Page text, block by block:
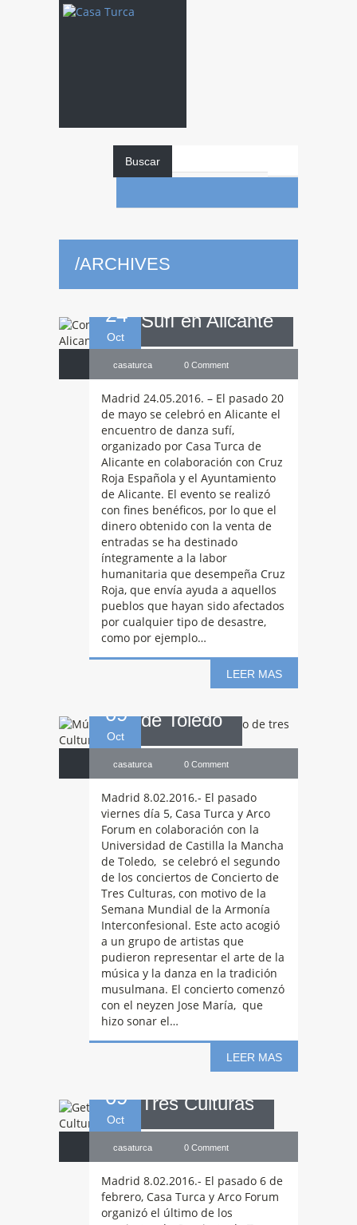
Buscar
/ARCHIVES
24
Oct
Conciertode
Música y Danza
Sufí en Alicante
casaturca 0 Comment
Madrid 24.05.2016. – El pasado 20
de mayo se celebró en Alicante el
encuentro de danza sufí,
organizado por Casa Turca de
Alicante en colaboración con Cruz
Roja Española y el Ayuntamiento
de Alicante. El evento se realizó
con fines benéficos, por lo que el
dinero obtenido con la venta de
entradas se ha destinado
íntegramente a la labor
humanitaria que desempeña Cruz
Roja, que envía ayuda a aquellos
pueblos que hayan sido afectados
por cualquier tipo de desastre,
como por ejemplo…
LEER MAS
09
Oct
Músicay danza
sufí en Concierto
de tres Culturas
de Toledo
casaturca 0 Comment
Madrid 8.02.2016.- El pasado
viernes día 5, Casa Turca y Arco
Forum en colaboración con la
Universidad de Castilla la Mancha
de Toledo, se celebró el segundo
de los conciertos de Concierto de
Tres Culturas, con motivo de la
Semana Mundial de la Armonía
Interconfesional. Este acto acogió
a un grupo de artistas que
pudieron representar el arte de la
música y la danza en la tradición
musulmana. El concierto comenzó
con el neyzen Jose María, que
hizo sonar el…
LEER MAS
09
Oct
Getafepone fin
al Concierto de
Tres Culturas
casaturca 0 Comment
Madrid 8.02.2016.- El pasado 6 de
febrero, Casa Turca y Arco Forum
organizó el último de los